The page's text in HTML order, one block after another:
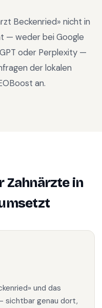
Beckenried» nicht in
— weder bei Google
oder Perplexity —
der lokalen
an.
Zahnärztein
und das
sichtbar genau dort,